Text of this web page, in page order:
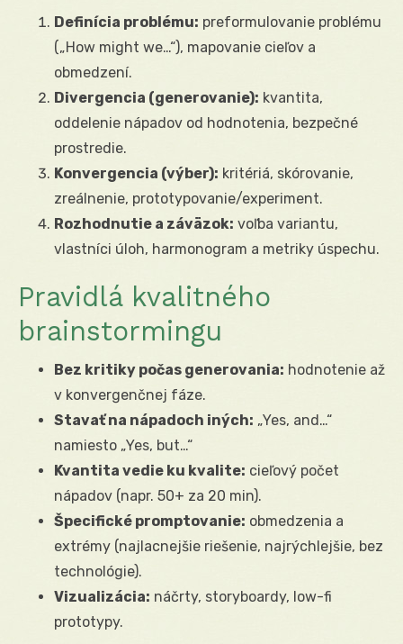
Definícia problému: preformulovanie problému
(„How might we…“), mapovanie cieľov a
obmedzení.
Divergencia (generovanie): kvantita,
oddelenie nápadov od hodnotenia, bezpečné
prostredie.
Konvergencia (výber): kritériá, skórovanie,
zreálnenie, prototypovanie/experiment.
Rozhodnutie a záväzok: voľba variantu,
vlastníci úloh, harmonogram a metriky úspechu.
Pravidlá kvalitného
brainstormingu
Bez kritiky počas generovania: hodnotenie až
v konvergenčnej fáze.
Stavať na nápadoch iných: „Yes, and…“
namiesto „Yes, but…“
Kvantita vedie ku kvalite: cieľový počet
nápadov (napr. 50+ za 20 min).
Špecifické promptovanie: obmedzenia a
extrémy (najlacnejšie riešenie, najrýchlejšie, bez
technológie).
Vizualizácia: náčrty, storyboardy, low-fi
prototypy.